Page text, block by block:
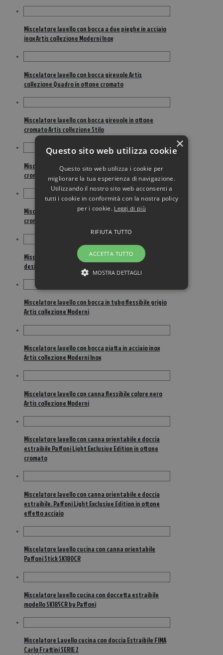
Miscelatore lavello con bocca a due pieghe in acciaio
inox Artis collezione Moderni Inox
Miscelatore lavello con bocca girevole Artis
collezione Quadro in ottone cromato
Miscelatore lavello con bocca girevole in ottone
cromato Artis collezione Stilo
Miscelatore lavello con bocca girevole in ottone
cromato design retrò Artis collezione Epoca
Miscelatore lavello con bocca girevole in ottone
cromato e inserti bianchi Artis collezione Antica
Miscelatore lavello con bocca girevole in ottone
design retrò Artis collezione Epoca Bronzo
Miscelatore lavello con bocca in tubo flessibile grigio
Artis collezione Moderni
Miscelatore lavello con bocca piatta in acciaio inox
Artis collezione Moderni Inox
Miscelatore lavello con canna flessibile colore nero
Artis collezione Moderni
Miscelatore lavello con canna orientabile e doccia
estraibile Paffoni Light Exclusive Edition in ottone
cromato
Miscelatore lavello con canna orientabile e doccia
estraibile. Paffoni Light Exclusive Edition in ottone
effetto acciaio
Miscelatore lavello cucina con canna orientabile
Paffoni Stick SK180CR
Miscelatore lavello cucina con doccetta estraibile
modello SK185CR by Paffoni
Miscelatore Lavello cucina con doccia Estraibile FIMA
Carlo Frattini SERIE 2
×
Questo sito web utilizza cookie
Questo sito web utilizza i cookie per
migliorare la tua esperienza di navigazione.
Utilizzando il nostro sito web acconsenti a
tutti i cookie in conformità con la nostra policy
per i cookie. Leggi di più
ACCETTA TUTTO
RIFIUTA TUTTO
MOSTRA DETTAGLI